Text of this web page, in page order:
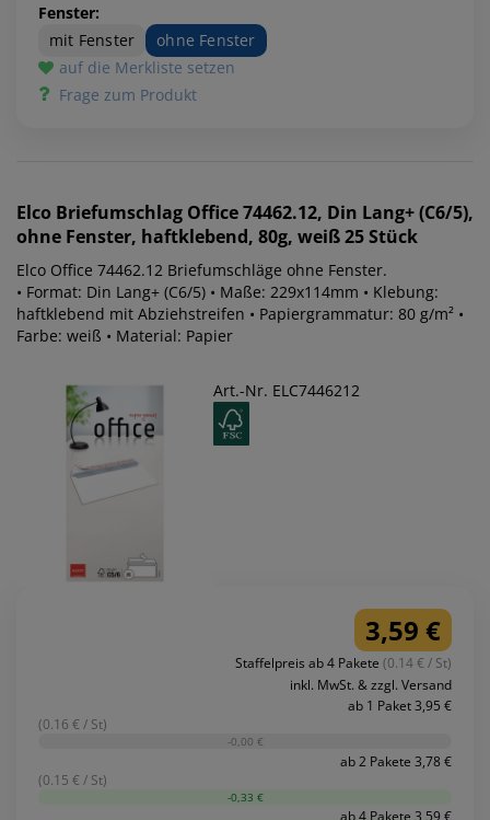
Fenster:
mit Fenster
ohne Fenster
auf die Merkliste setzen
Frage zum Produkt
Elco Briefumschlag Office 74462.12, Din Lang+ (C6/5),
ohne Fenster, haftklebend, 80g, weiß 25 Stück
Elco Office 74462.12 Briefumschläge ohne Fenster.
• Format: Din Lang+ (C6/5) • Maße: 229x114mm • Klebung:
haftklebend mit Abziehstreifen • Papiergrammatur: 80 g/m² •
Farbe: weiß • Material: Papier
Art.-Nr. ELC7446212
3,59 €
Staffelpreis ab 4 Pakete (0.14 € / St)
inkl. MwSt. & zzgl. Versand
ab 1 Paket 3,95 €
(0.16 € / St)
-0,00 €
ab 2 Pakete 3,78 €
(0.15 € / St)
-0,33 €